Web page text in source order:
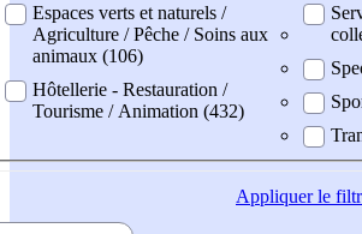
Espaces verts et naturels /
Agriculture / Pêche / Soins aux
animaux (106)
Hôtellerie - Restauration /
Tourisme / Animation (432)
Appliquerle